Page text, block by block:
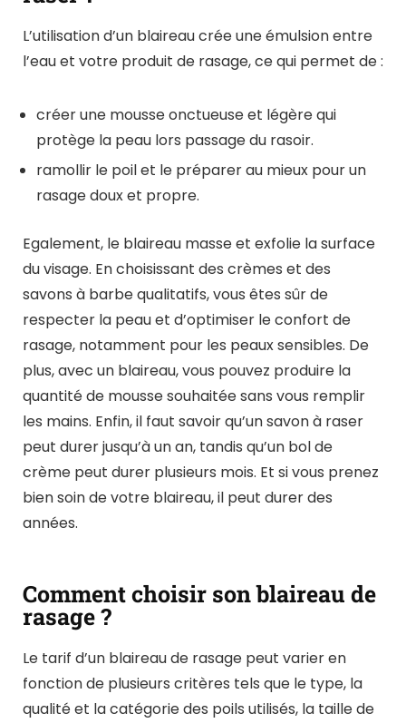
L’utilisation d’un blaireau crée une émulsion entre
l’eau et votre produit de rasage, ce qui permet de :
créer une mousse onctueuse et légère qui
protège la peau lors passage du rasoir.
ramollir le poil et le préparer au mieux pour un
rasage doux et propre.
Egalement, le blaireau masse et exfolie la surface
du visage. En choisissant des crèmes et des
savons à barbe qualitatifs, vous êtes sûr de
respecter la peau et d’optimiser le confort de
rasage, notamment pour les peaux sensibles. De
plus, avec un blaireau, vous pouvez produire la
quantité de mousse souhaitée sans vous remplir
les mains. Enfin, il faut savoir qu’un savon à raser
peut durer jusqu’à un an, tandis qu’un bol de
crème peut durer plusieurs mois. Et si vous prenez
bien soin de votre blaireau, il peut durer des
années.
Comment choisir son blaireau de
rasage ?
Le tarif d’un blaireau de rasage peut varier en
fonction de plusieurs critères tels que le type, la
qualité et la catégorie des poils utilisés, la taille de